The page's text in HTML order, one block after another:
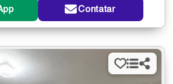
Contatar